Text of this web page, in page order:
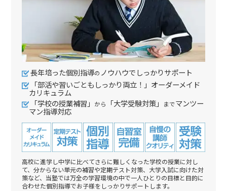
長年培った個別指導の ノウハウでしっかりサポート
「部活や習いごともしっかり両立！」オーダーメイド
カリキュラム
「学校の授業補習」
から 「大学受験対策」 までマンツー
マン指導対応
高校に進学し中学に比べてさらに難しくなった学校の授業に対し
て、分からない単元の補習や定期テスト対策、大学入試に向けた対
策など、当塾では万全の学習環境の中で一人ひとりの目標と目的に
合わせた個別指導でお子様をしっかりサポートします。